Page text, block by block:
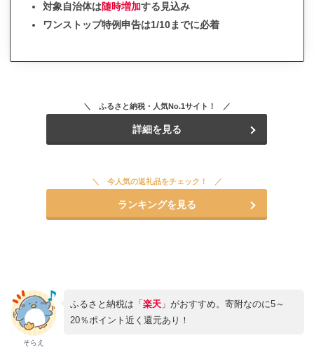
対象自治体は随時増加する見込み
ワンストップ特例申告は1/10までに必着
ふるさと納税・人気No.1サイト！
詳細を見る
今人気の返礼品をチェック！
ランキングを見る
そらえ
ふるさと納税は「楽天 」がおすすめ。寄附なのに5～
20％ポイント近く還元あり！